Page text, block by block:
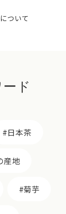
ついて
ド
日本茶
産地
菊芋